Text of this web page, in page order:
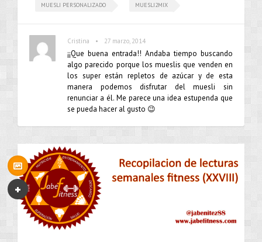
MUESLI PERSONALIZADO MUESLI2MIX
Cristina • 27 marzo, 2014
¡¡Que buena entrada!! Andaba tiempo buscando
algo parecido porque los mueslis que venden en
los super están repletos de azúcar y de esta
manera podemos disfrutar del muesli sin
renunciar a él. Me parece una idea estupenda que
se pueda hacer al gusto 😉